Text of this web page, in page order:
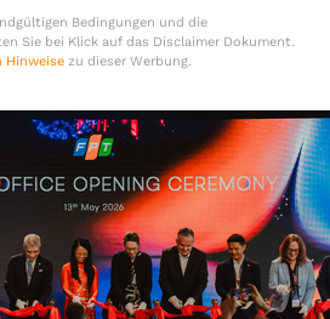
Bedingungen und die
Sie bei Klick auf das Disclaimer Dokument.
Hinweise zu dieser Werbung.